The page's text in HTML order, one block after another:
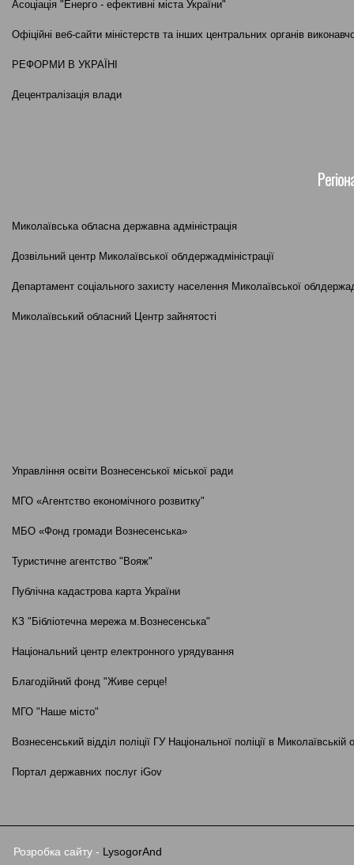
Асоціація "Енерго - ефективні міста України"
Офіційні веб-сайти міністерств та інших центральних органів
РЕФОРМИ В УКРАЇНІ
Децентралізація влади
Миколаївська обласна державна адміністрація
Дозвільний центр Миколаївської облдержадміністрації
Департамент соціального захисту населення Миколаївської
Миколаївський обласний Центр зайнятості
Управління освіти Вознесенської міської ради
МГО «Агентство економічного розвитку"
МБО «Фонд громади Вознесенська»
Туристичне агентство "Вояж"
Публічна кадастрова карта України
КЗ "Бібліотечна мережа м.Вознесенська"
Національний центр електронного урядування
Благодійний фонд "Живе серце!
МГО "Наше місто"
Вознесенський відділ поліції ГУ Національної поліції в Миколаївській
Портал державних послуг iGov
Розробка сайту - LysogorAnd